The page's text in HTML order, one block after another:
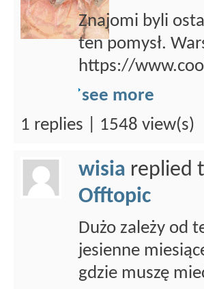
Znajomi byli
ten pomysł.
https://
see more
1 replies | 1548 view(s)
wisia replied
Offtopic
Dużo zależy od
jesienne
gdzie muszę